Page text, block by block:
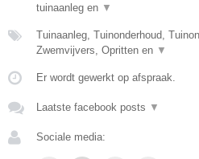
tuinaanleg en ▼
Tuinaanleg, Tuinonderhoud,
Zwemvijvers, Opritten en ▼
Er wordt gewerkt op afspraak.
Laatste facebook posts ▼
Sociale media: